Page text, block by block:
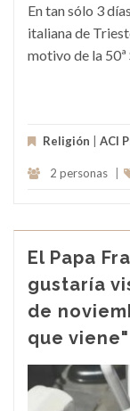
En tan sólo 3
italiana de
motivo de la 50ª
Religión ACI
2 personas
El Papa
gustaría
de
que viene"